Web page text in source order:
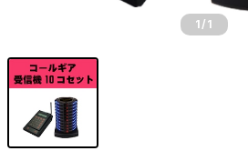
1 /1